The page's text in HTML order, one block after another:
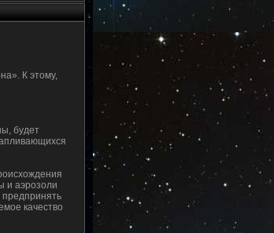
К этому,
будет
и аэрозоли
качество